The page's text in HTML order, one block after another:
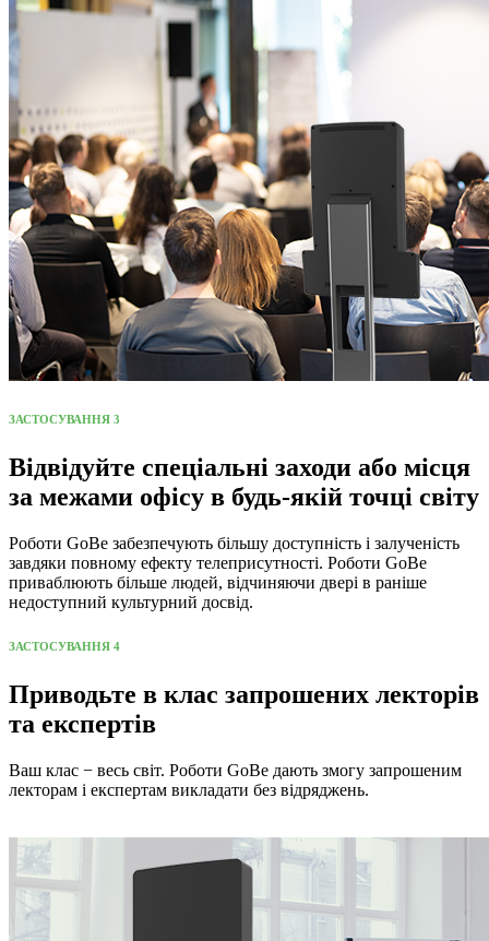
ЗАСТОСУВАННЯ 3
Відвідуйте спеціальні заходи або місця
за межами офісу в будь-якій точці світу
Роботи GoBe забезпечують більшу доступність і залученість
завдяки повному ефекту телеприсутності. Роботи GoBe
приваблюють більше людей, відчиняючи двері в раніше
недоступний культурний досвід.
ЗАСТОСУВАННЯ 4
Приводьте в клас запрошених лекторів
та експертів
Ваш клас − весь світ. Роботи GoBe дають змогу запрошеним
лекторам і експертам викладати без відряджень.